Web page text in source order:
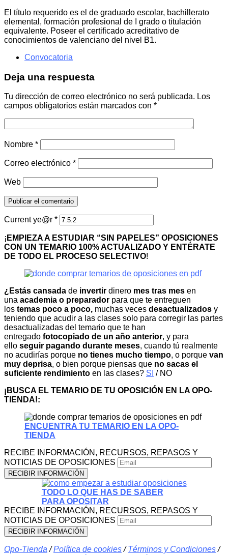
El título requerido es el de graduado escolar, bachillerato
elemental, formación profesional de I grado o titulación
equivalente. Poseer el certificado acreditativo de
conocimientos de valenciano del nivel B1.
Convocatoria
Deja una respuesta
Tu dirección de correo electrónico no será publicada. Los
campos obligatorios están marcados con *
Nombre *
Correo electrónico *
Web
Current ye@r *
¡ EMPIEZA A ESTUDIAR “SIN PAPELES” OPOSICIONES
CON UN TEMARIO 100% ACTUALIZADO Y ENTÉRATE
DE TODO EL PROCESO SELECTIVO!
¿Estás cansada de invertir dinero mes tras mes en
una academia o preparador para que te entreguen
los temas poco a poco, muchas veces desactualizados y
teniendo que acudir a las clases solo para corregir las partes
desactualizadas del temario que te han
entregado fotocopiado de un año anterior, y para
ello seguir pagando durante meses, cuando tú realmente
no acudirías porque no tienes mucho tiempo, o porque van
muy deprisa, o bien porque piensas que no sacas el
suficiente rendimiento en las clases? SI / NO
¡BUSCA EL TEMARIO DE TU OPOSICIÓN EN LA OPO-
TIENDA!:
ENCUENTRA TU TEMARIO EN LA OPO-
TIENDA
RECIBE INFORMACIÓN, RECURSOS, REPASOS Y
NOTICIAS DE OPOSICIONES
TODO LO QUE HAS DE SABER
PARA OPOSITAR
RECIBE INFORMACIÓN, RECURSOS, REPASOS Y
NOTICIAS DE OPOSICIONES
Opo-Tienda /Política de cookies/Términos y Condiciones/